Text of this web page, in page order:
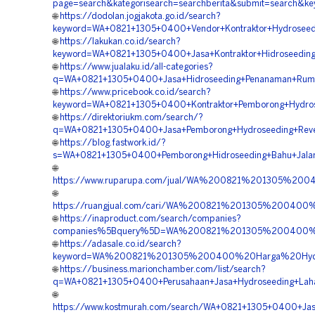
🌐 https://dodolan.jogjakota.go.id/search?
🌐 https://lakukan.co.id/search?
🌐 https://www.jualaku.id/all-categories?
🌐 https://www.pricebook.co.id/search?
🌐 https://direktoriukm.com/search/?
🌐 https://blog.fastwork.id/?
🌐
https://www.ruparupa.com/jual/
🌐
https://ruangjual.com/cari/
🌐 https://inaproduct.com/search/companies?
🌐 https://adasale.co.id/search?
🌐 https://business.marionchamber.com/list/search?
🌐
https://www.kostmurah.com/search/